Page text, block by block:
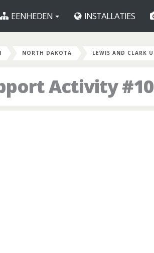
EENHEDEN INSTALLATIES
NORTH DAKOTA LEWIS AND CLARK
Activity